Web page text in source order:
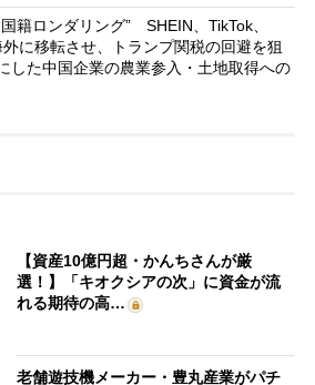
籍ロンダリング” SHEIN、TikTok、
に移転させ、トランプ関税の回避を狙
た中国企業の農業参入・土地取得への
【資産10億円超・かんちさんが厳
選！】「キオクシアの次」に資金が流
れる期待の高…
老舗遊技機メーカー・豊丸産業がパチ